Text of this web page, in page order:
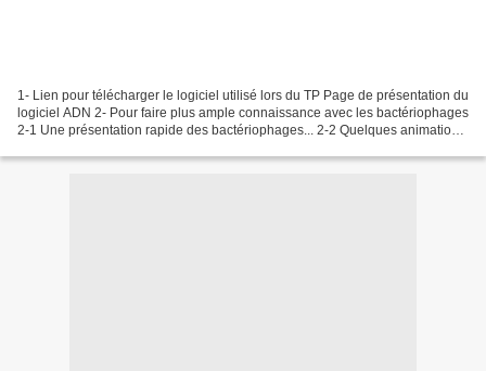
1- Lien pour télécharger le logiciel utilisé lors du TP Page de présentation du
logiciel ADN 2- Pour faire plus ample connaissance avec les bactériophages
2-1 Une présentation rapide des bactériophages... 2-2 Quelques animations